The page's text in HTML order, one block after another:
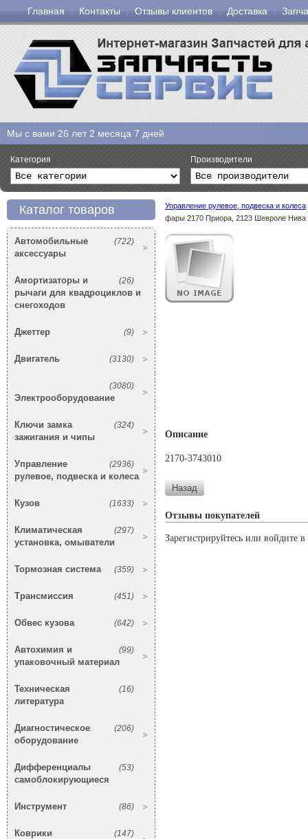
Главная Контакты Отзывы клиентов Доставка
Мы с вами 26 лет 2 месяца 7 дней
Категория Производители
Каталог товаров
(722)
Автомобильные
аксессуары
(26)
Амортизаторы и
рычаги для квадроциклов и
снегоходов
(9)
Джеттер
(3130)
Двигатель
(3080)
Электрооборудование
(324)
Ключи замка
зажигания и чипы
(2936)
Управление
рулевое, подвеска и колеса
(1633)
Кузов
(297)
Климатическая
установка, омыватели
(359)
Тормозная система
(451)
Трансмиссия
(642)
Обвес кузова
(99)
Автохимия и
упаковочный материал
(16)
Техническая
литература
(206)
Диагностическое
оборудование
(53)
Дифференциалы
самоблокирующиеся
(86)
Инструмент
(147)
Коврики
Управление рулевое, подвеска и колеса
фары 2170 Приора, 2123 Шевроле Нива
Описание
2170-3743010
Отзывы покупателей
Зарегистрируйтесь или войдите